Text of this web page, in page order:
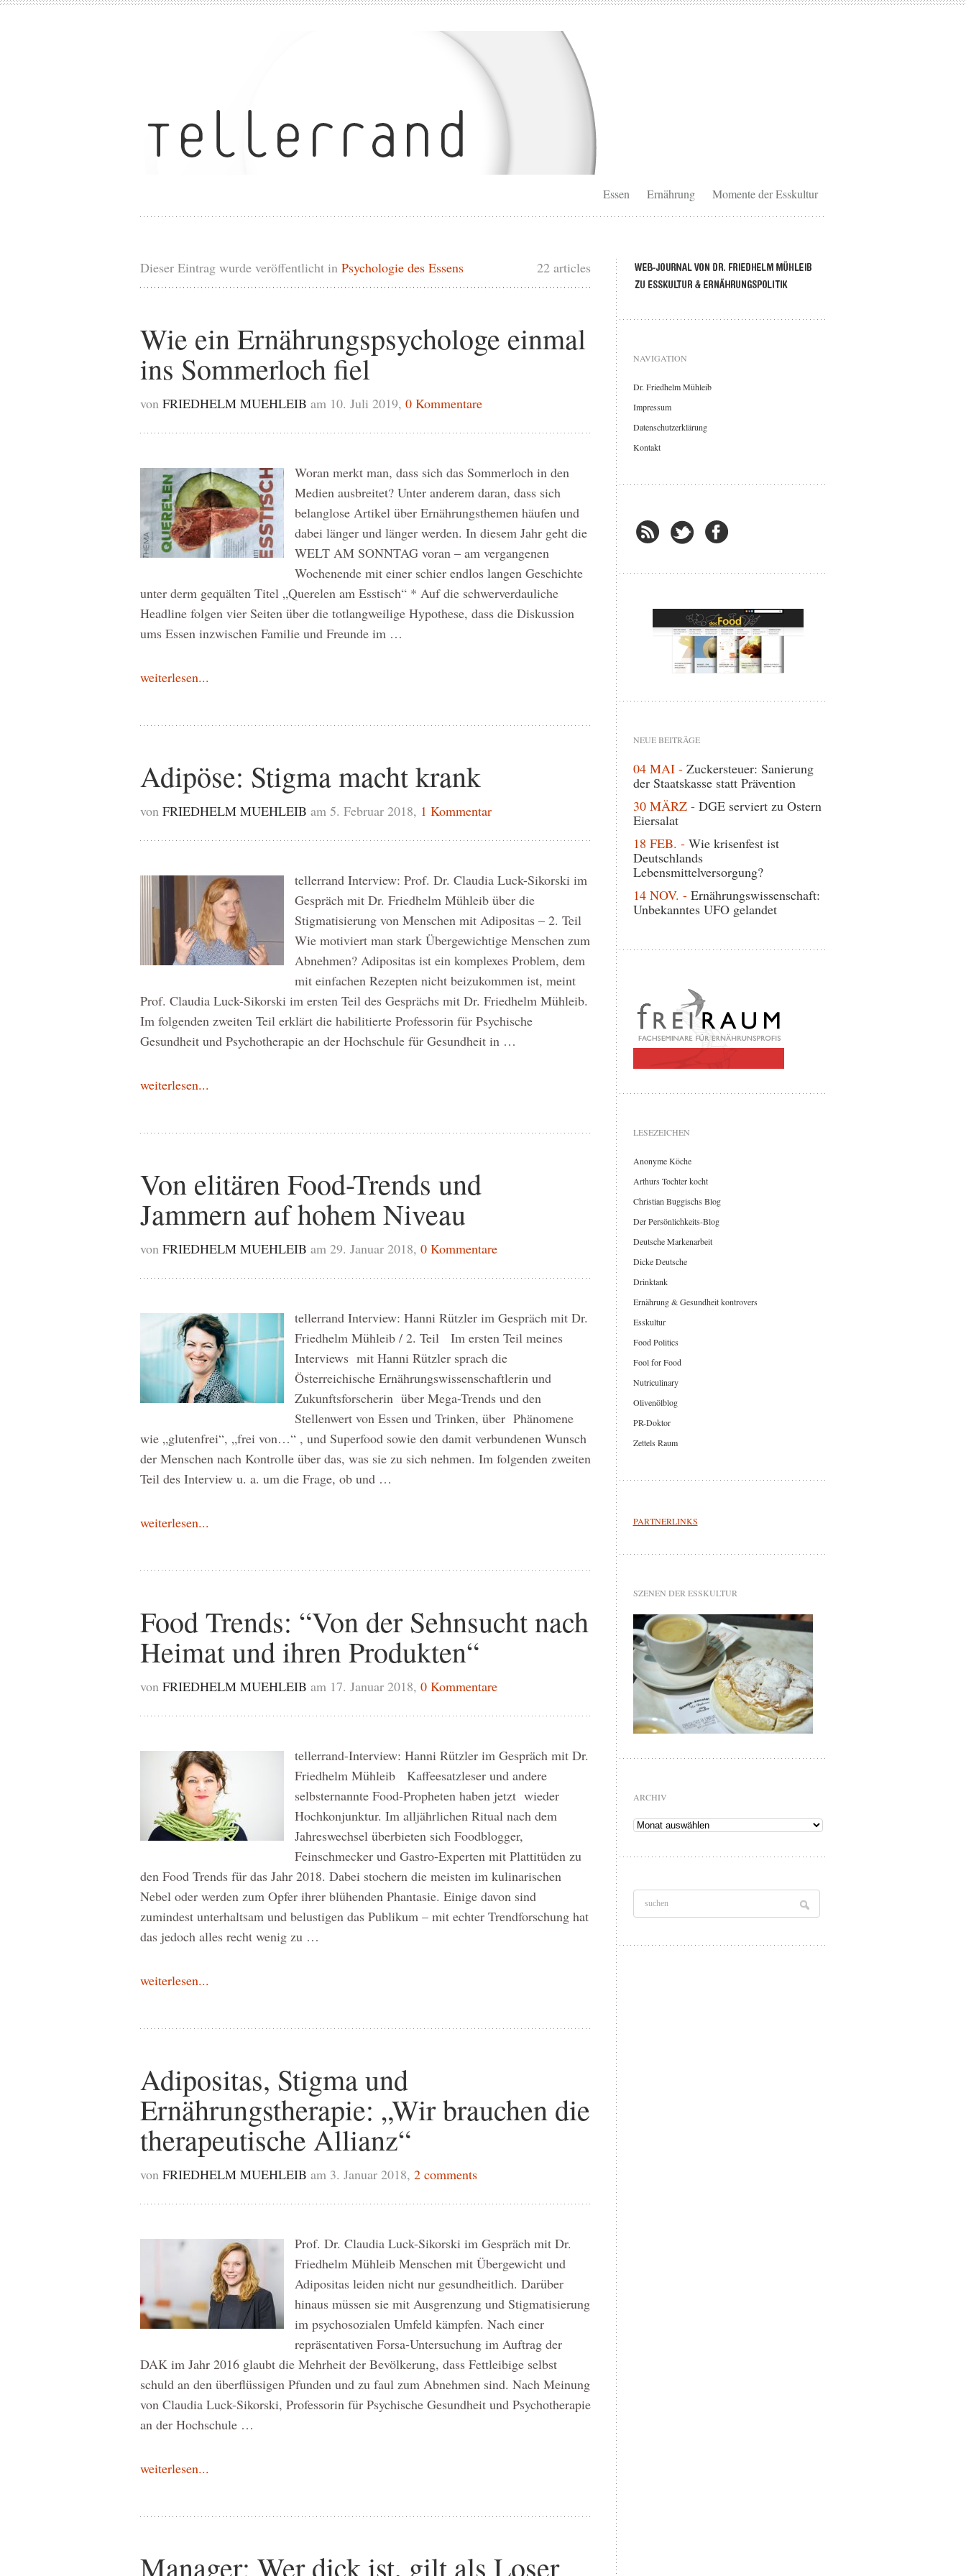
Essen Ernährung Momente der Esskultur
22 articles
Dieser Eintrag wurde veröffentlicht in Psychologie des Essens
Wie ein Ernährungspsychologe einmal
ins Sommerloch fiel
von FRIEDHELM MUEHLEIB am 10. Juli 2019, 0 Kommentare
Woran merkt man, dass sich das Sommerloch in den
Medien ausbreitet? Unter anderem daran, dass sich
belanglose Artikel über Ernährungsthemen häufen und
dabei länger und länger werden. In diesem Jahr geht die
WELT AM SONNTAG voran – am vergangenen
Wochenende mit einer schier endlos langen Geschichte
unter derm gequälten Titel „Querelen am Esstisch“ * Auf die schwerverdauliche
Headline folgen vier Seiten über die totlangweilige Hypothese, dass die Diskussion
ums Essen inzwischen Familie und Freunde im …
weiterlesen...
Adipöse: Stigma macht krank
von FRIEDHELM MUEHLEIB am 5. Februar 2018, 1 Kommentar
tellerrand Interview: Prof. Dr. Claudia Luck-Sikorski im
Gespräch mit Dr. Friedhelm Mühleib über die
Stigmatisierung von Menschen mit Adipositas – 2. Teil
Wie motiviert man stark Übergewichtige Menschen zum
Abnehmen? Adipositas ist ein komplexes Problem, dem
mit einfachen Rezepten nicht beizukommen ist, meint
Prof. Claudia Luck-Sikorski im ersten Teil des Gesprächs mit Dr. Friedhelm Mühleib.
Im folgenden zweiten Teil erklärt die habilitierte Professorin für Psychische
Gesundheit und Psychotherapie an der Hochschule für Gesundheit in …
weiterlesen...
Von elitären Food-Trends und
Jammern auf hohem Niveau
von FRIEDHELM MUEHLEIB am 29. Januar 2018, 0 Kommentare
tellerrand Interview: Hanni Rützler im Gespräch mit Dr.
Friedhelm Mühleib / 2. Teil Im ersten Teil meines
Interviews mit Hanni Rützler sprach die
Österreichische Ernährungswissenschaftlerin und
Zukunftsforscherin über Mega-Trends und den
Stellenwert von Essen und Trinken, über Phänomene
wie „glutenfrei“, „frei von…“ , und Superfood sowie den damit verbundenen Wunsch
der Menschen nach Kontrolle über das, was sie zu sich nehmen. Im folgenden zweiten
Teil des Interview u. a. um die Frage, ob und …
weiterlesen...
Food Trends: “Von der Sehnsucht nach
Heimat und ihren Produkten“
von FRIEDHELM MUEHLEIB am 17. Januar 2018, 0 Kommentare
tellerrand-Interview: Hanni Rützler im Gespräch mit Dr.
Friedhelm Mühleib Kaffeesatzleser und andere
selbsternannte Food-Propheten haben jetzt wieder
Hochkonjunktur. Im alljährlichen Ritual nach dem
Jahreswechsel überbieten sich Foodblogger,
Feinschmecker und Gastro-Experten mit Plattitüden zu
den Food Trends für das Jahr 2018. Dabei stochern die meisten im kulinarischen
Nebel oder werden zum Opfer ihrer blühenden Phantasie. Einige davon sind
zumindest unterhaltsam und belustigen das Publikum – mit echter Trendforschung hat
das jedoch alles recht wenig zu …
weiterlesen...
Adipositas, Stigma und
Ernährungstherapie: „Wir brauchen die
therapeutische Allianz“
von FRIEDHELM MUEHLEIB am 3. Januar 2018, 2 comments
Prof. Dr. Claudia Luck-Sikorski im Gespräch mit Dr.
Friedhelm Mühleib Menschen mit Übergewicht und
Adipositas leiden nicht nur gesundheitlich. Darüber
hinaus müssen sie mit Ausgrenzung und Stigmatisierung
im psychosozialen Umfeld kämpfen. Nach einer
repräsentativen Forsa-Untersuchung im Auftrag der
DAK im Jahr 2016 glaubt die Mehrheit der Bevölkerung, dass Fettleibige selbst
schuld an den überflüssigen Pfunden und zu faul zum Abnehmen sind. Nach Meinung
von Claudia Luck-Sikorski, Professorin für Psychische Gesundheit und Psychotherapie
an der Hochschule …
weiterlesen...
Manager: Wer dick ist, gilt als Loser
NAVIGATION
Dr. Friedhelm Mühleib
Impressum
Datenschutzerklärung
Kontakt
NEUE BEITRÄGE
04 MAI - Zuckersteuer: Sanierung
der Staatskasse statt Prävention
30 MÄRZ - DGE serviert zu Ostern
Eiersalat
18 FEB. - Wie krisenfest ist
Deutschlands
Lebensmittelversorgung?
14 NOV. - Ernährungswissenschaft:
Unbekanntes UFO gelandet
LESEZEICHEN
Anonyme Köche
Arthurs Tochter kocht
Christian Buggischs Blog
Der Persönlichkeits-Blog
Deutsche Markenarbeit
Dicke Deutsche
Drinktank
Ernährung & Gesundheit kontrovers
Esskultur
Food Politics
Fool for Food
Nutriculinary
Olivenölblog
PR-Doktor
Zettels Raum
PARTNERLINKS
SZENEN DER ESSKULTUR
ARCHIV
Archiv